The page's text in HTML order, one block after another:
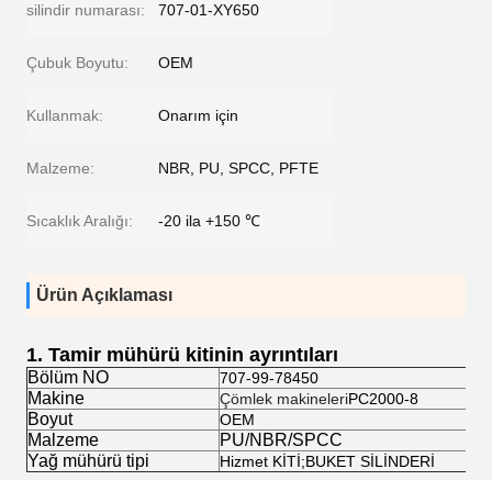
silindir numarası: 707-01-XY650
Çubuk Boyutu: OEM
Kullanmak: Onarım için
Malzeme: NBR, PU, ​​SPCC, PFTE
Sıcaklık Aralığı: -20 ila +150 ℃
Ürün Açıklaması
1. Tamir mühürü kitinin ayrıntıları
Bölüm NO 707-99-78450
Makine Çömlek makineleriPC2000-8
Boyut OEM
Malzeme
PU/NBR/SPCC
Yağ mühürü tipi
Hizmet KİTİ;BUKET SİLİNDERİ